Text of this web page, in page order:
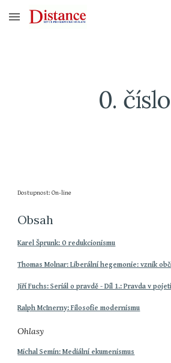
Skip to main content
0. číslo
Dostupnost: On-line
Obsah
Karel Šprunk: O redukcionismu
Thomas Molnar: Liberální hegemonie: vznik
Jiří Fuchs: Seriál o pravdě - Díl 1.: Pravda v
Ralph McInerny: Filosofie modernismu
Ohlasy
Michal Semín: Mediální ekumenismus